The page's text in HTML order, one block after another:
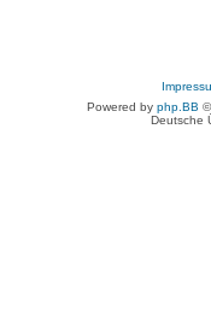
Powered by php.BB
Deutsche